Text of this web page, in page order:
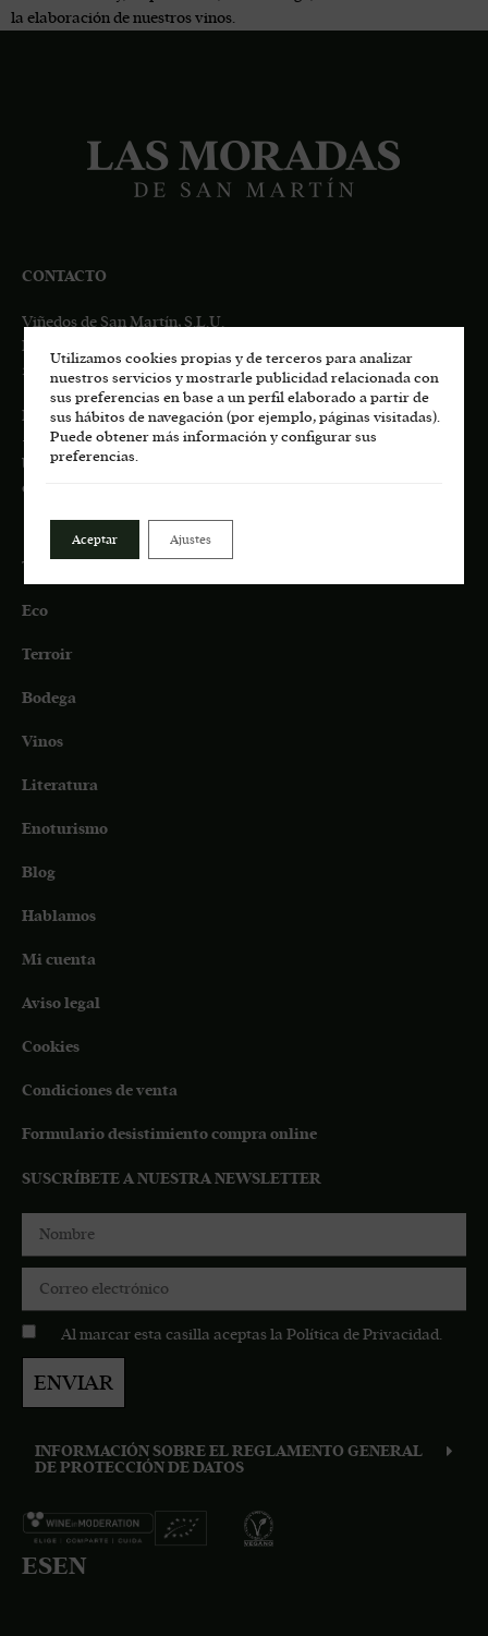
la elaboración de nuestros vinos.
CONTACTO
Viñedos de San Martín, S.L.U.
Pago de Los Castillejos, Ctra. M-541 Km 4,7
28680 San Martín de Valdeiglesias, MADRID
Información general:
+34
617 00 75 77
bodega.lasmoradas@grupoenate.es
enoturismo.lasmoradas@grupoenate.es
Tienda
Eco
Terroir
Bodega
Vinos
Literatura
Enoturismo
Blog
Hablamos
Mi cuenta
Aviso legal
Cookies
Condiciones de venta
Formulario desistimiento compra online
SUSCRÍBETE A NUESTRA NEWSLETTER
Al marcar esta casilla aceptas la Política de Privacidad.
ENVIAR
INFORMACIÓN SOBRE EL REGLAMENTO GENERAL
DE PROTECCIÓN DE DATOS
ESEN
Utilizamos cookies propias y de terceros para analizar
nuestros servicios y mostrarle publicidad relacionada con
sus preferencias en base a un perfil elaborado a partir de
sus hábitos de navegación (por ejemplo, páginas visitadas).
Puede obtener más información y configurar sus
preferencias.
Aceptar Ajustes